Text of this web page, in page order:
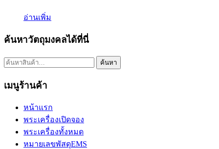
อ่านเพิ่ม
ค้นหาวัตถุมงคลได้ที่นี่
ค้นหา: ค้นหา
เมนูร้านค้า
หน้าแรก
พระเครื่องเปิดจอง
พระเครื่องทั้งหมด
หมายเลขพัสดุEMS